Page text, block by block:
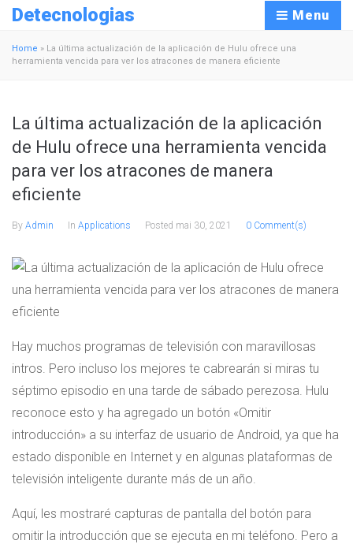
Detecnologias Menu
Home » La última actualización de la aplicación de Hulu ofrece una
herramienta vencida para ver los atracones de manera eficiente
La última actualización de la aplicación
de Hulu ofrece una herramienta vencida
para ver los atracones de manera
eficiente
By Admin In Applications Posted mai 30, 2021 0 Comment(s)
Hay muchos programas de televisión con maravillosas
intros. Pero incluso los mejores te cabrearán si miras tu
séptimo episodio en una tarde de sábado perezosa. Hulu
reconoce esto y ha agregado un botón «Omitir
introducción» a su interfaz de usuario de Android, ya que ha
estado disponible en Internet y en algunas plataformas de
televisión inteligente durante más de un año.
Aquí, les mostraré capturas de pantalla del botón para
omitir la introducción que se ejecuta en mi teléfono. Pero a